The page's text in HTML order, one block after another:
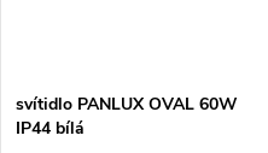
svítidlo PANLUX OVAL 60W
IP44 bílá